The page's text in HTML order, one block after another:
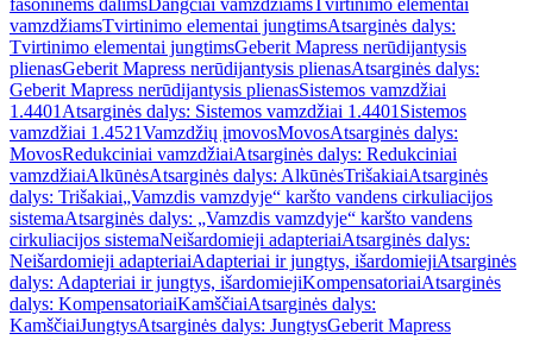
fasoninėms dalimsDangčiai vamzdžiamsTvirtinimo elementai
vamzdžiamsTvirtinimo elementai jungtimsAtsarginės dalys:
Tvirtinimo elementai jungtimsGeberit Mapress nerūdijantysis
plienasGeberit Mapress nerūdijantysis plienasAtsarginės dalys:
Geberit Mapress nerūdijantysis plienasSistemos vamzdžiai
1.4401 Atsarginės dalys: Sistemos vamzdžiai 1.4401 Sistemos
vamzdžiai 1.4521Vamzdžių įmovosMovosAtsarginės dalys:
MovosRedukciniai vamzdžiaiAtsarginės dalys: Redukciniai
vamzdžiaiAlkūnėsAtsarginės dalys: AlkūnėsTrišakiaiAtsarginės
dalys: Trišakiai„Vamzdis vamzdyje“ karšto vandens cirkuliacijos
sistemaAtsarginės dalys: „Vamzdis vamzdyje“ karšto vandens
cirkuliacijos sistemaNeišardomieji adapteriaiAtsarginės dalys:
Neišardomieji adapteriaiAdapteriai ir jungtys, išardomiejiAtsarginės
dalys: Adapteriai ir jungtys, išardomiejiKompensatoriaiAtsarginės
dalys: KompensatoriaiKamščiaiAtsarginės dalys:
KamščiaiJungtysAtsarginės dalys: JungtysGeberit Mapress